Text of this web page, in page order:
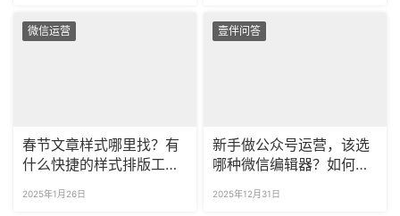
微信运营
春节文章样式哪里找？有
什么快捷的样式排版工具
2025年1月26日
壹伴问答
新手做公众号运营，该选
哪种微信编辑器？如何安
2025年12月31日